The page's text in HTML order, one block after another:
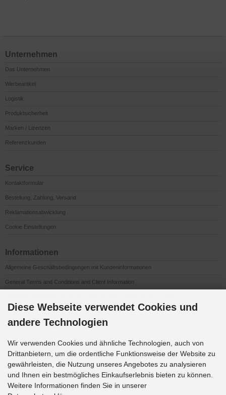
Unternehmen
Das Unternehmen
Werbeartikel
Logistik
Produktsicherheit
Marken / Lizenzen
Referenzkunden
Service
Kontaktformular
Bestellung, Zahlung, Versand
Reklamationsabwicklung
Cookie Einstellungen
Informationen
Allgemeine Geschäftsbedingungen mit Kundeninformationen
General Terms and Conditions and Client Information
Impressum
Datenschutzerklärung
Anfahrt
Downloads
Diese Webseite verwendet Cookies und
andere Technologien
Wir verwenden Cookies und ähnliche Technologien, auch von
Drittanbietern, um die ordentliche Funktionsweise der Website zu
gewährleisten, die Nutzung unseres Angebotes zu analysieren
und Ihnen ein bestmögliches Einkaufserlebnis bieten zu können.
Weitere Informationen finden Sie in unserer